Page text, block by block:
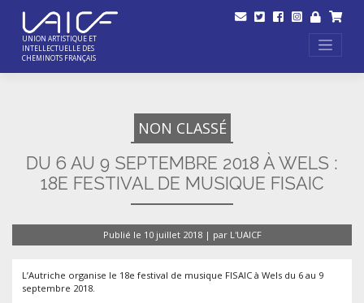
content
UNION ARTISTIQUE ET
INTELLECTUELLE DES
CHEMINOTS FRANÇAIS
NON CLASSÉ
DU 6 AU 9 SEPTEMBRE 2018 À WELS :
18E FESTIVAL DE MUSIQUE FISAIC
Publié le 10 juillet 2018| par L'UAICF
L’Autriche organise le 18e festival de musique FISAIC à Wels du 6 au 9
septembre 2018.